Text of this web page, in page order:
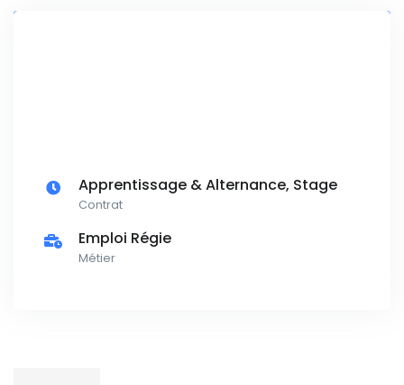
Apprentissage & Alternance, Stage
Contrat
Emploi Régie
Métier